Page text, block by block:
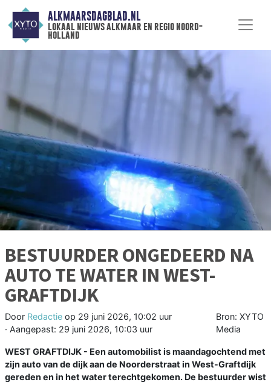
ALKMAARSDAGBLAD.NL
lokaal nieuws alkmaar en regio noord-
holland
BESTUURDER ONGEDEERD NA
AUTO TE WATER IN WEST-
GRAFTDIJK
Door Redactie op 29 juni 2026, 10:02 uur
· Aangepast: 29 juni 2026, 10:03 uur
Bron: XYTO
Media
WEST GRAFTDIJK - Een automobilist is maandagochtend met
zijn auto van de dijk aan de Noorderstraat in West-Graftdijk
gereden en in het water terechtgekomen. De bestuurder wist